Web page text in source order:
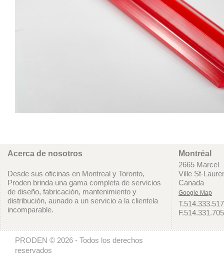
Acerca de nosotros
Desde sus oficinas en Montreal y Toronto,
Proden brinda una gama completa de servicios
de diseño, fabricación, mantenimiento y
distribución, aunado a un servicio a la clientela
incomparable.
Montréal
2665 Marcel
Ville St-
Canada
Google Map
PRODEN © 2026 - Todos los derechos
reservados